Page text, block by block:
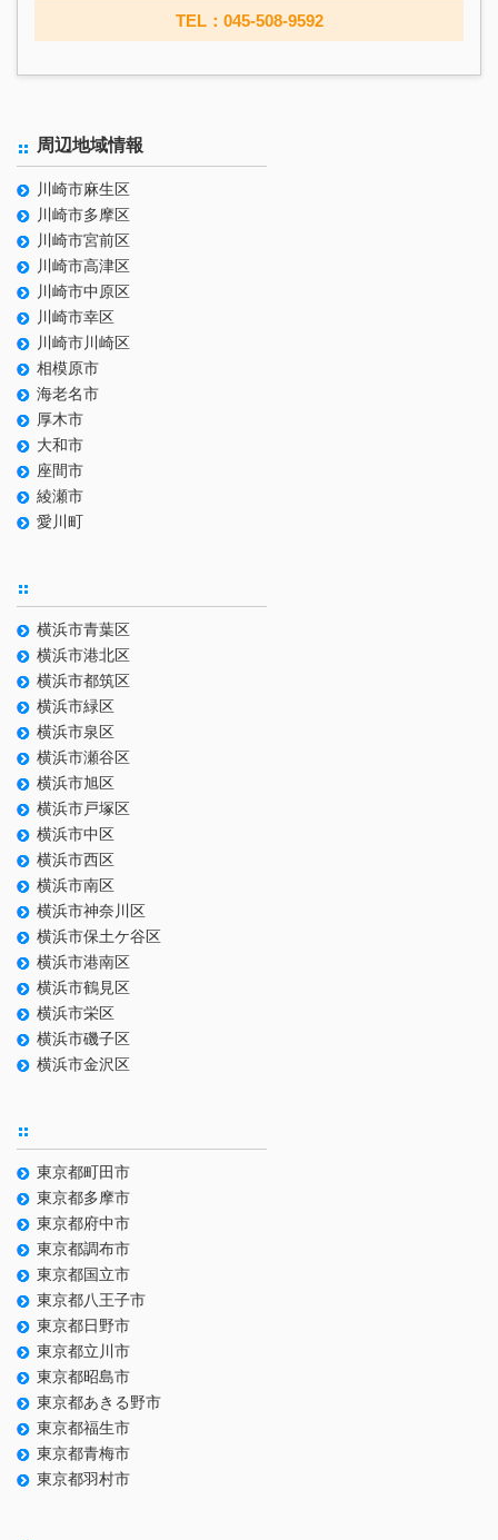
TEL：045-508-9592
周辺地域情報
川崎市麻生区
川崎市多摩区
川崎市宮前区
川崎市高津区
川崎市中原区
川崎市幸区
川崎市川崎区
相模原市
海老名市
厚木市
大和市
座間市
綾瀬市
愛川町
横浜市青葉区
横浜市港北区
横浜市都筑区
横浜市緑区
横浜市泉区
横浜市瀬谷区
横浜市旭区
横浜市戸塚区
横浜市中区
横浜市西区
横浜市南区
横浜市神奈川区
横浜市保土ケ谷区
横浜市港南区
横浜市鶴見区
横浜市栄区
横浜市磯子区
横浜市金沢区
東京都町田市
東京都多摩市
東京都府中市
東京都調布市
東京都国立市
東京都八王子市
東京都日野市
東京都立川市
東京都昭島市
東京都あきる野市
東京都福生市
東京都青梅市
東京都羽村市